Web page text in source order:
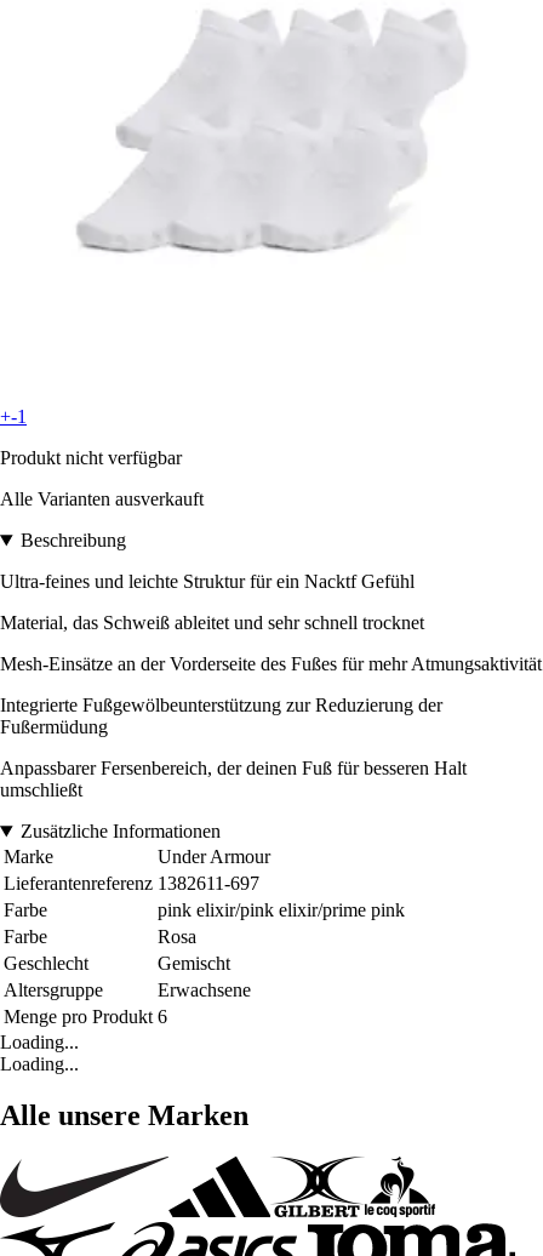
+-1
Produkt nicht verfügbar
Alle Varianten ausverkauft
Beschreibung
Ultra-feines und leichte Struktur für ein Nacktf Gefühl
Material, das Schweiß ableitet und sehr schnell trocknet
Mesh-Einsätze an der Vorderseite des Fußes für mehr Atmungsaktivität
Integrierte Fußgewölbeunterstützung zur Reduzierung der
Fußermüdung
Anpassbarer Fersenbereich, der deinen Fuß für besseren Halt
umschließt
Zusätzliche Informationen
Marke
Under Armour
Lieferantenreferenz 1382611-697
Farbe
pink elixir/pink elixir/prime pink
Farbe
Rosa
Geschlecht
Gemischt
Altersgruppe
Erwachsene
Menge pro Produkt 6
Loading...
Loading...
Alle unsere Marken